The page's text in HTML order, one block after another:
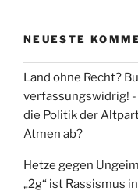
NEUESTE
Land ohne Recht?
verfassungswidrig!
die Politik der
Atmen ab?
Hetze gegen
„2g“ ist Rassismus